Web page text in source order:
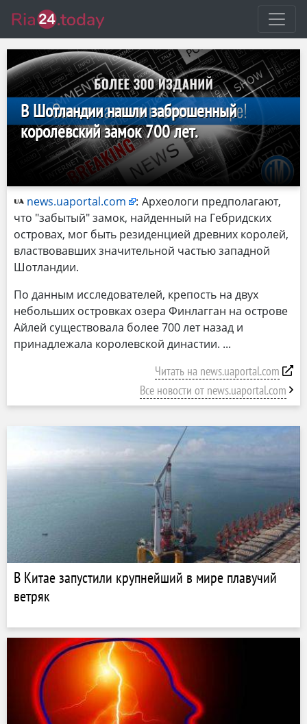
В Шотландии нашли заброшенный
королевский замок 700 лет.
news.uaportal.com : Археологи предполагают,
что "забытый" замок, найденный на Гебридских
островах, мог быть резиденцией древних королей,
властвовавших значительной частью западной
Шотландии.
По данным исследователей, крепость на двух
небольших островках озера Финлагган на острове
Айлей существовала более 700 лет назад и
принадлежала королевской династии.
Читать на news.uaportal.com
Все новости от news.uaportal.com
В Китае запустили крупнейший в мире плавучий
ветряк